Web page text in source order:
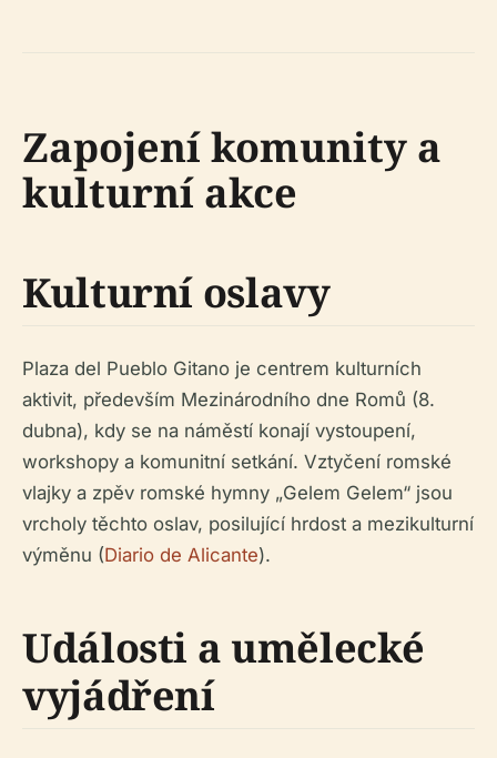
Zapojení komunity a
kulturní akce
Kulturní oslavy
Plaza del Pueblo Gitano je centrem kulturních
aktivit, především Mezinárodního dne Romů (8.
dubna), kdy se na náměstí konají vystoupení,
workshopy a komunitní setkání. Vztyčení romské
vlajky a zpěv romské hymny „Gelem Gelem“ jsou
vrcholy těchto oslav, posilující hrdost a mezikulturní
výměnu (Diario de Alicante).
Události a umělecké
vyjádření